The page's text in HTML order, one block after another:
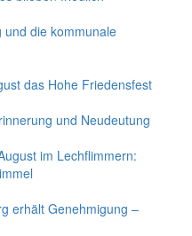
und die kommunale
das Hohe Friedensfest
und Neudeutung
im Lech­flim­mern:
erhält Genehmigung –